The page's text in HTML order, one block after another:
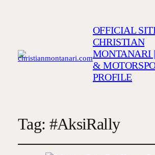
OFFICIAL
CHRISTIAN
MONTANARI
&
PROFILE
Tag: #AksiRally